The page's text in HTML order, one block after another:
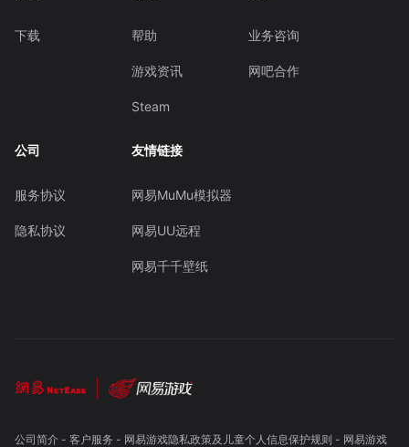
下载 帮助
游戏资讯
Steam
业务咨询
网吧合作
公司
服务协议
隐私协议
友情链接
网易MuMu模拟器
网易UU远程
网易千千壁纸
公司简介- 客户服务 - 网易游戏隐私政策及儿童个人信息保护规则 - 网易游戏